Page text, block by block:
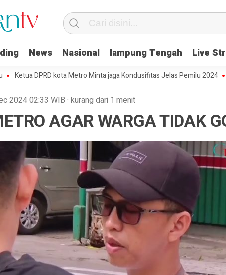
News Nasional lampung Tengah Live
DPRD kota Metro Minta jaga Kondusifitas Jelas Pemilu 2024
202402:33 WIB · kurang dari 1 menit
AGAR WARGA TIDAK